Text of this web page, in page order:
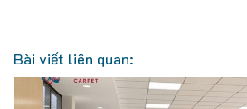
Bài viết liên quan: